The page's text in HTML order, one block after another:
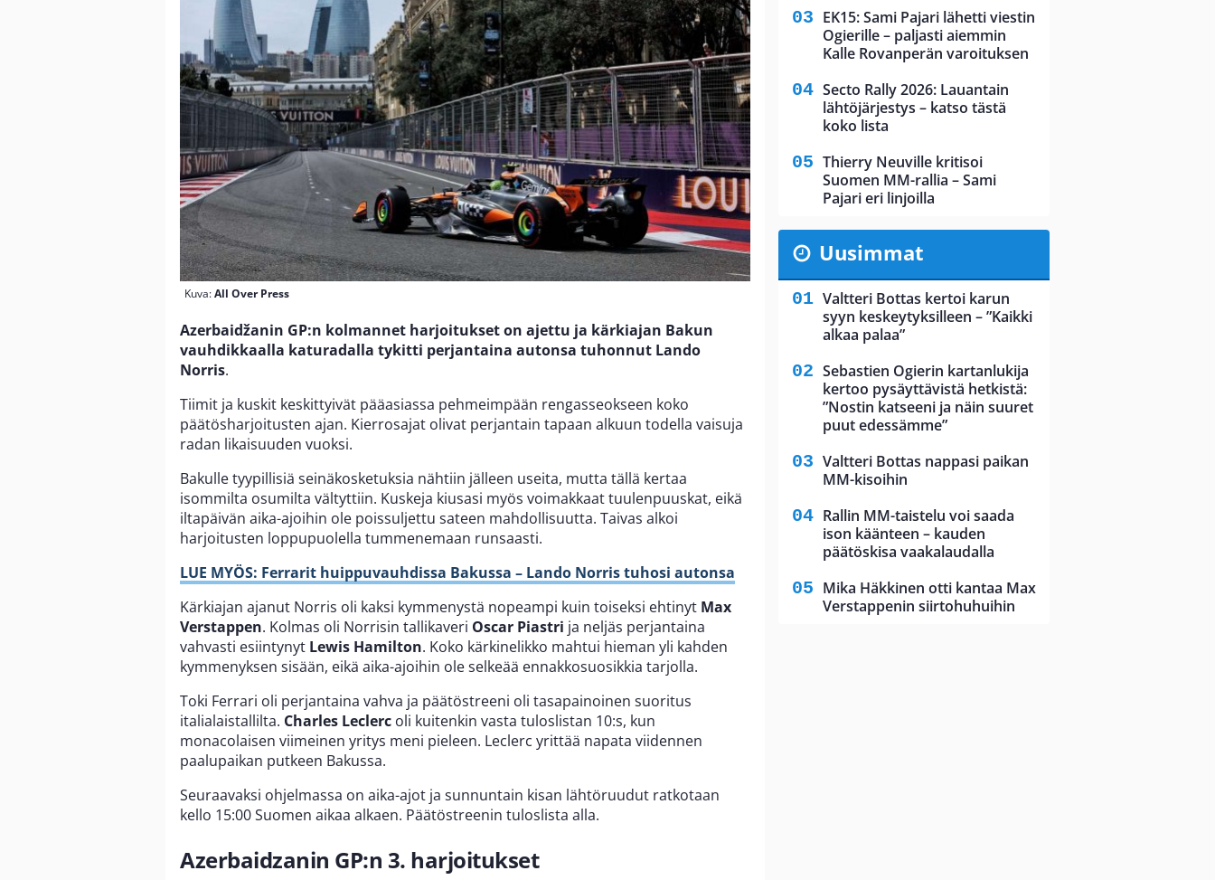
Kuva:All Over Press
Azerbaidžanin GP:n kolmannet harjoitukset on ajettu ja kärkiajan Bakun
vauhdikkaalla katuradalla tykitti perjantaina autonsa tuhonnut Lando
Norris.
Tiimit ja kuskit keskittyivät pääasiassa pehmeimpään rengasseokseen koko
päätösharjoitusten ajan. Kierrosajat olivat perjantain tapaan alkuun todella vaisuja
radan likaisuuden vuoksi.
Bakulle tyypillisiä seinäkosketuksia nähtiin jälleen useita, mutta tällä kertaa
isommilta osumilta vältyttiin. Kuskeja kiusasi myös voimakkaat tuulenpuuskat, eikä
iltapäivän aika-ajoihin ole poissuljettu sateen mahdollisuutta. Taivas alkoi
harjoitusten loppupuolella tummenemaan runsaasti.
LUE MYÖS: Ferrarit huippuvauhdissa Bakussa – Lando Norris tuhosi autonsa
Kärkiajan ajanut Norris oli kaksi kymmenystä nopeampi kuin toiseksi ehtinyt Max
Verstappen. Kolmas oli Norrisin tallikaveri Oscar Piastri ja neljäs perjantaina
vahvasti esiintynyt Lewis Hamilton. Koko kärkinelikko mahtui hieman yli kahden
kymmenyksen sisään, eikä aika-ajoihin ole selkeää ennakkosuosikkia tarjolla.
Toki Ferrari oli perjantaina vahva ja päätöstreeni oli tasapainoinen suoritus
italialaistallilta. Charles Leclerc oli kuitenkin vasta tuloslistan 10:s, kun
monacolaisen viimeinen yritys meni pieleen. Leclerc yrittää napata viidennen
paalupaikan putkeen Bakussa.
Seuraavaksi ohjelmassa on aika-ajot ja sunnuntain kisan lähtöruudut ratkotaan
kello 15:00 Suomen aikaa alkaen. Päätöstreenin tuloslista alla.
Azerbaidzanin GP:n 3. harjoitukset
EK15: Sami Pajari lähetti viestin
Ogierille – paljasti aiemmin
Kalle Rovanperän varoituksen
Secto Rally 2026: Lauantain
lähtöjärjestys – katso tästä
koko lista
Thierry Neuville kritisoi
Suomen MM-rallia – Sami
Pajari eri linjoilla
Uusimmat
Valtteri Bottas kertoi karun
syyn keskeytyksilleen – ”Kaikki
alkaa palaa”
Sebastien Ogierin kartanlukija
kertoo pysäyttävistä hetkistä:
”Nostin katseeni ja näin suuret
puut edessämme”
Valtteri Bottas nappasi paikan
MM-kisoihin
Rallin MM-taistelu voi saada
ison käänteen – kauden
päätöskisa vaakalaudalla
Mika Häkkinen otti kantaa Max
Verstappenin siirtohuhuihin